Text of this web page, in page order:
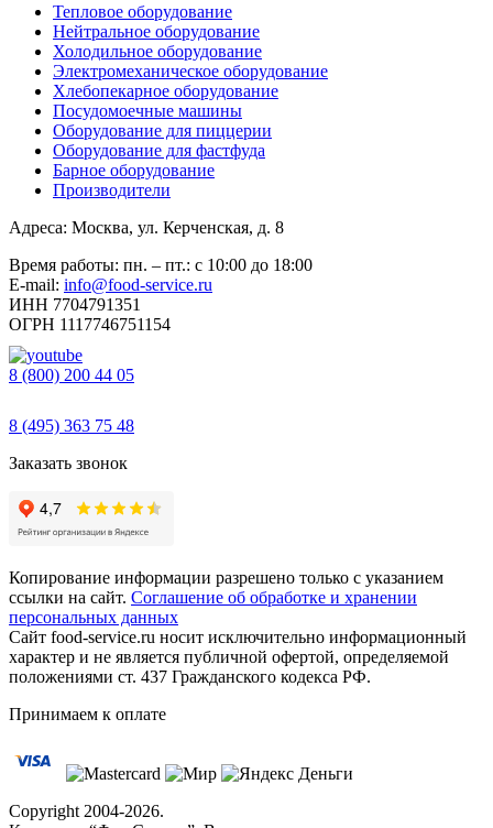
Тепловое оборудование
Нейтральное оборудование
Холодильное оборудование
Электромеханическое оборудование
Хлебопекарное оборудование
Посудомоечные машины
Оборудование для пиццерии
Оборудование для фастфуда
Барное оборудование
Производители
Адреса: Москва, ул. Керченская, д. 8
Время работы: пн. – пт.: с 10:00 до 18:00
E-mail: info@food-service.ru
ИНН 7704791351
ОГРН 1117746751154
8 (800) 200 44 05
8 (495) 363 75 48
Заказать звонок
Копирование информации разрешено только с указанием
ссылки на сайт. Соглашение об обработке и хранении
персональных данных
Сайт food-service.ru носит исключительно информационный
характер и не является публичной офертой, определяемой
положениями ст. 437 Гражданского кодекса РФ.
Принимаем к оплате
Copyright 2004-2026.